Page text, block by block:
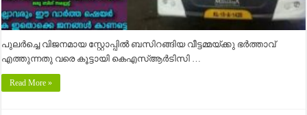
പുലർച്ചെ വിജനമായ സ്റ്റോപ്പിൽ ബസിറങ്ങിയ വീട്ടമ്മയ്ക്കു ഭർത്താവ്
എത്തുന്നതു വരെ കൂട്ടായി കെഎസ്ആർടിസി …
Read More »